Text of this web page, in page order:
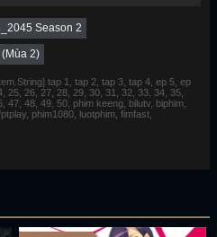
Season 2
2)
tap 1, tap 2, tap 3, tap 4, ep 5, ep
25, 26, 27, 28, 29, 30, 31, 32, 33, 34, 35,
47, 48, 49, 50, phim keeng, bilutv, biphim,
phim1080, luotphim, fimfast,